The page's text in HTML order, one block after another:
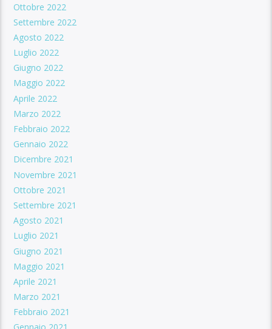
Ottobre 2022
Settembre 2022
Agosto 2022
Luglio 2022
Giugno 2022
Maggio 2022
Aprile 2022
Marzo 2022
Febbraio 2022
Gennaio 2022
Dicembre 2021
Novembre 2021
Ottobre 2021
Settembre 2021
Agosto 2021
Luglio 2021
Giugno 2021
Maggio 2021
Aprile 2021
Marzo 2021
Febbraio 2021